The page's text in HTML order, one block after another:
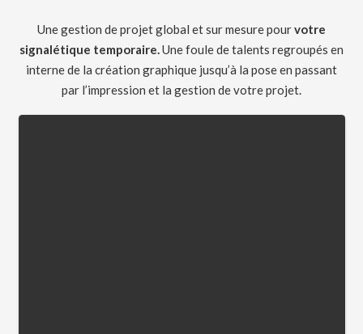
Une gestion de projet global et sur mesure pourvotre
signalétique temporaire.Une foule de talents regroupés en
interne de la création graphique jusqu’à la pose en passant
par l’impression et la gestion de votre projet.